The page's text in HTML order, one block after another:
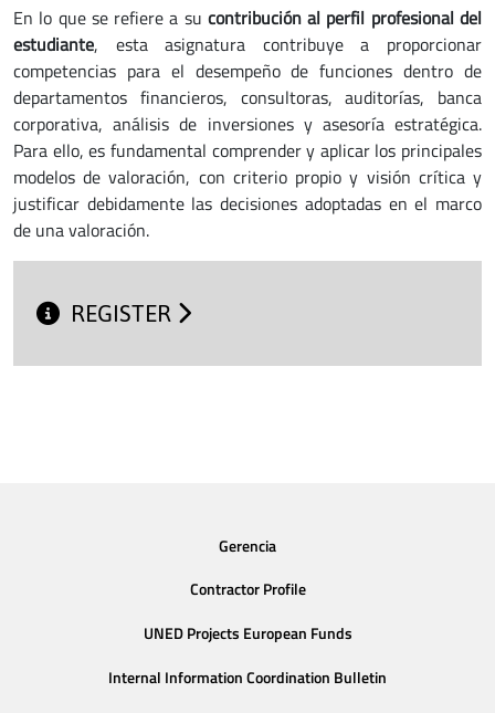
En lo que se refiere a su contribución al perfil profesional del
estudiante, esta asignatura contribuye a proporcionar
competencias para el desempeño de funciones dentro de
departamentos financieros, consultoras, auditorías, banca
corporativa, análisis de inversiones y asesoría estratégica.
Para ello, es fundamental comprender y aplicar los principales
modelos de valoración, con criterio propio y visión crítica y
justificar debidamente las decisiones adoptadas en el marco
de una valoración.
REGISTER
Gerencia
Contractor Profile
UNED Projects European Funds
Internal Information Coordination Bulletin